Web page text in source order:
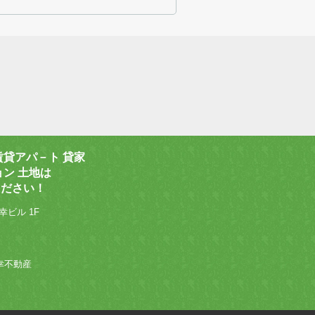
アパ－ト 貸家
ン 土地は
さい！
ビル 1F
不動産